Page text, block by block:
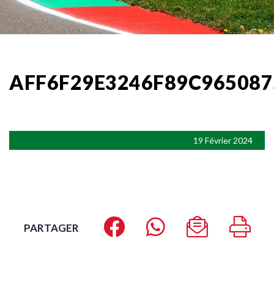
19 Février 2024
PARTAGER